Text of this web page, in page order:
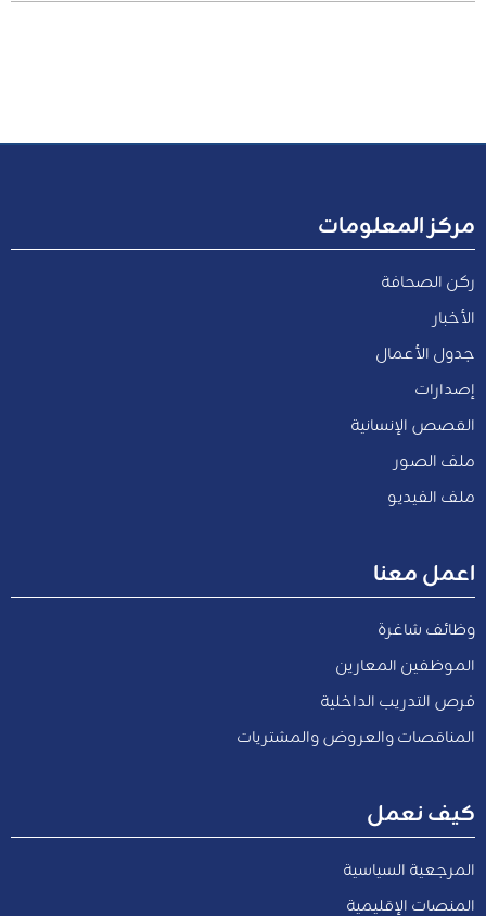
مركز المعلومات
ركن الصحافة
الأخبار
جدول الأعمال
إصدارات
القصص الإنسانية
ملف الصور
ملف الفيديو
اعمل معنا
وظائف شاغرة
الموظفين المعارين
فرص التدريب الداخلية
المناقصات والعروض والمشتريات
كيف نعمل
المرجعية السياسية
المنصات الإقليمية